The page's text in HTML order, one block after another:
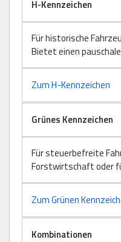
H-Kennzeichen
Für historische
Bietet einen
Zum H-Kennzeichen
Grünes Kennzeichen
Für steuerbefreite
Forstwirtschaft oder
Zum Grünen
Kombinationen